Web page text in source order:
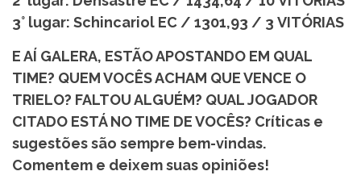
3° lugar: Schincariol EC / 1301,93 / 3 VITÓRIAS
E AÍ GALERA, ESTÃO APOSTANDO EM QUAL
TIME? QUEM VOCÊS ACHAM QUE VENCE O
TRIELO? FALTOU ALGUÉM? QUAL JOGADOR
CITADO ESTÁ NO TIME DE VOCÊS? Críticas e
sugestões são sempre bem-vindas.
Comentem e deixem suas opiniões!